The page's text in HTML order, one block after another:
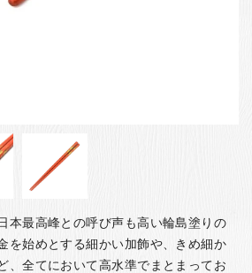
本最高峰との呼び声も高い輪島塗りの
を始めとする細かい加飾や、きめ細か
、全てにおいて高水準でまとまってお